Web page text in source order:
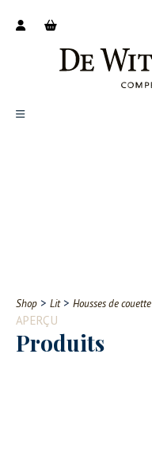
Contact
Shop > Lit> Housses de couette
APERÇU
Produits